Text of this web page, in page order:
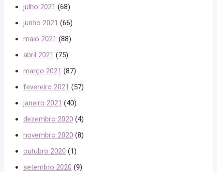
julho 2021 (68)
junho 2021 (66)
maio 2021 (88)
abril 2021 (75)
março 2021 (87)
fevereiro 2021 (57)
janeiro 2021 (40)
dezembro 2020 (4)
novembro 2020 (8)
outubro 2020 (1)
setembro 2020 (9)